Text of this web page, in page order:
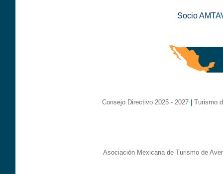
Socio
Consejo Directivo 2025 - 2027| Turismo
Asociación Mexicana de Turismo de